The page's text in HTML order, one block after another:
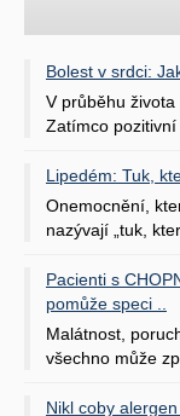
Bolest v srdci:
V průběhu
Zatímco
Lipedém: Tuk,
Onemocnění,
nazývají „tuk,
Pacienti s
pomůže speci ..
Malátnost,
všechno může
Nikl coby